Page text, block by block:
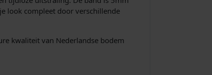
look compleet door verschillende
kwaliteit van Nederlandse bodem